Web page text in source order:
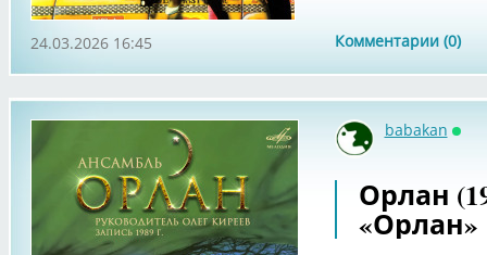
Комментарии (0)
24.03.2026 16:45
babakan
Орлан
«Орлан»